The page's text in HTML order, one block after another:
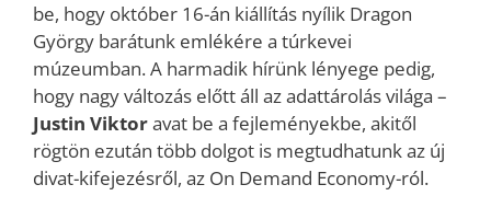
be, hogy október 16-án kiállítás nyílik Dragon
György barátunk emlékére a túrkevei
múzeumban. A harmadik hírünk lényege pedig,
hogy nagy változás előtt áll az adattárolás világa –
Justin Viktoravat be a fejleményekbe, akitől
rögtön ezután több dolgot is megtudhatunk az új
divat-kifejezésről, az On Demand Economy-ról.